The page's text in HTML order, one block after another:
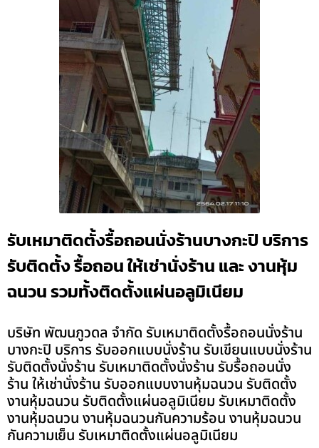
รับเหมาติดตั้งรื้อถอนนั่งร้านบางกะปิ บริการ
รับติดตั้ง รื้อถอน ให้เช่านั่งร้าน และ งานหุ้ม
ฉนวน รวมทั้งติดตั้งแผ่นอลูมิเนียม
บริษัท พัฒนภูวดล จำกัด รับเหมาติดตั้งรื้อถอนนั่งร้าน
บางกะปิ บริการ รับออกแบบนั่งร้าน รับเขียนแบบนั่งร้าน
รับติดตั้งนั่งร้าน รับเหมาติดตั้งนั่งร้าน รับรื้อถอนนั่ง
ร้าน ให้เช่านั่งร้าน รับออกแบบงานหุ้มฉนวน รับติดตั้ง
งานหุ้มฉนวน รับติดตั้งแผ่นอลูมิเนียม รับเหมาติดตั้ง
งานหุ้มฉนวน งานหุ้มฉนวนกันความร้อน งานหุ้มฉนวน
กันความเย็น รับเหมาติดตั้งแผ่นอลูมิเนียม